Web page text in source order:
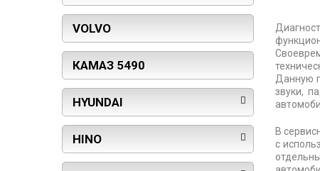
VOLVO
КАМАЗ 5490
HYUNDAI
HINO
Данную
звуки,
В
с